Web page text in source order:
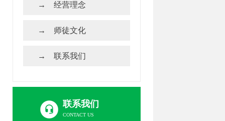
经营理念
师徒文化
联系我们
联系我们
CONTACT US